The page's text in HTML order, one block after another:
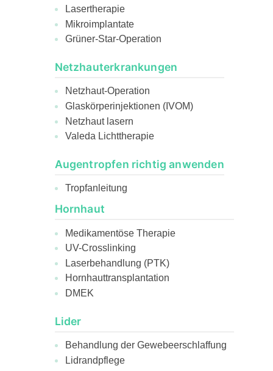
Lasertherapie
Mikroimplantate
Grüner-Star-Operation
Netzhauterkrankungen
Netzhaut-Operation
Glaskörperinjektionen (IVOM)
Netzhaut lasern
Valeda Lichttherapie
Augentropfen richtig anwenden
Tropfanleitung
Hornhaut
Medikamentöse Therapie
UV-Crosslinking
Laserbehandlung (PTK)
Hornhauttransplantation
DMEK
Lider
Behandlung der Gewebeerschlaffung
Lidrandpflege